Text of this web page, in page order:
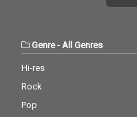
Genre- All Genres
Hi-res
Rock
Pop